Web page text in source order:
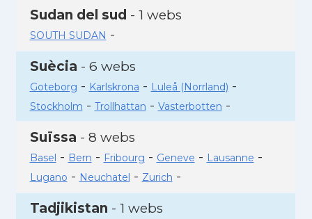
Sudan del sud - 1 webs
SOUTH SUDAN -
Suècia - 6 webs
Goteborg - Karlskrona - Luleå (Norrland) -
Stockholm - Trollhattan - Vasterbotten -
Suïssa - 8 webs
Basel - Bern - Fribourg - Geneve - Lausanne -
Lugano - Neuchatel - Zurich -
Tadjikistan - 1 webs